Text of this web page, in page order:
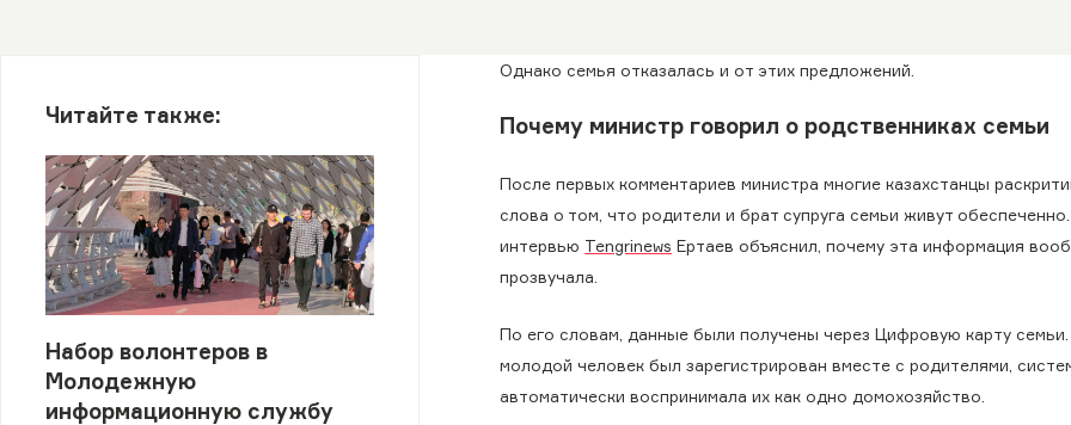
Читайте также:
Набор волонтеров в
Молодежную
информационную службу
Однако семья отказалась и от этих предложений.
Почему министр говорил о родственниках семьи
После первых комментариев министра многие казахстанцы
слова о том, что родители и брат супруга семьи живут
интервью Tengrinews Ертаев объяснил, почему эта информация
прозвучала.
По его словам, данные были получены через Цифровую карту
молодой человек был зарегистрирован вместе с родителями,
автоматически воспринимала их как одно домохозяйство.